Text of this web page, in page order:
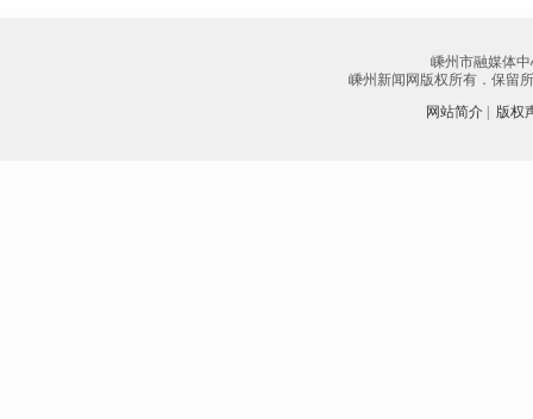
嵊州市融媒体
嵊州新闻网版权所有．保留
网站简介
版权